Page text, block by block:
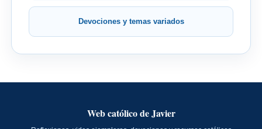
Devociones y temas variados
Web católico de Javier